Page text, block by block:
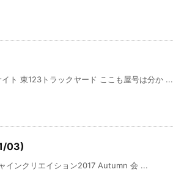
ト 東123トラックヤード ここも屋号は分か ...
03)
インクリエイション2017 Autumn 会 ...